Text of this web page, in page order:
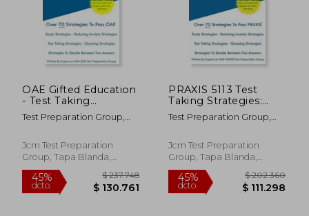
45%
dcto.
$ 238.246
$ 131.035
45%
dcto. $
OAE Gifted Education
- Test Taking
Strategies: OAE 053 -
Free Online Tutoring
The latest strategies
to pass your exam.
Test Preparation Group,
Jcm Test Preparation
Group, Tapa Blanda,
Nuevo
PRAXIS 5113 Test
Taking Strategies:
PRAXIS 5113 Exam -
Free Online Tutoring
to pass your exam.
(en Inglés)
Test Preparation Group,
Jcm Test Preparation
Group, Tapa Blanda,
Nuevo